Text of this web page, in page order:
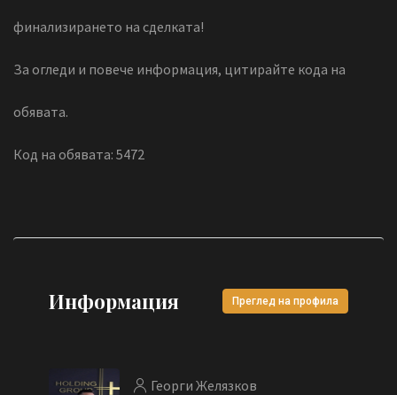
финализирането на сделката!
За огледи и повече информация, цитирайте кода на
обявата.
Код на обявата: 5472
Информация Преглед на профила
Георги Желязков